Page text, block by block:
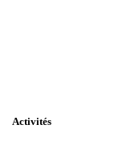
Activités